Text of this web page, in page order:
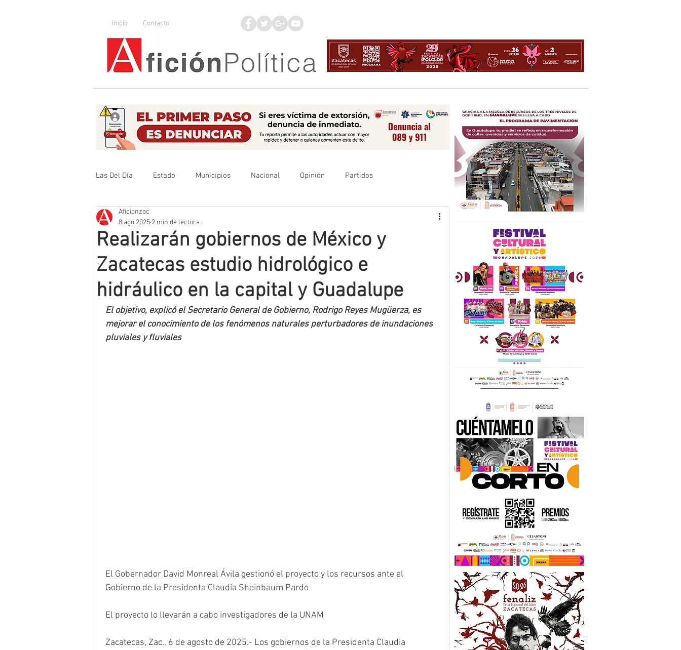
Inicio Contacto
Las Del Día Estado Municipios Nacional Opinión Partidos
Que no se olvide
Mineros LNBP
Realizarán gobiernos de México y
Zacatecas estudio hidrológico e
hidráulico en la capital y Guadalupe
Aficionzac
8 ago 2025 2 min de lectura
El objetivo, explicó el Secretario General de Gobierno, Rodrigo Reyes Mugüerza, es
mejorar el conocimiento de los fenómenos naturales perturbadores de inundaciones
pluviales y fluviales
El Gobernador David Monreal Ávila gestionó el proyecto y los recursos ante el
Gobierno de la Presidenta Claudia Sheinbaum Pardo
El proyecto lo llevarán a cabo investigadores de la UNAM
Zacatecas, Zac., 6 de agosto de 2025.- Los gobiernos de la Presidenta Claudia